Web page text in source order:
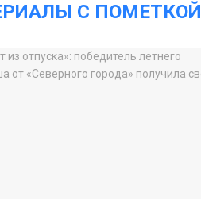
С ПОМЕТКОЙ